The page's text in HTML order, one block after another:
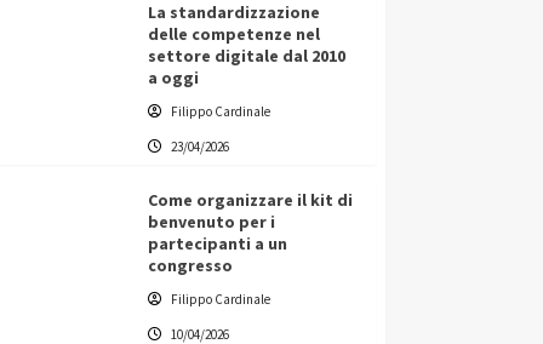
La standardizzazione
delle competenze nel
settore digitale dal 2010
a oggi
Filippo Cardinale
23/04/2026
Come organizzare il kit di
benvenuto per i
partecipanti a un
congresso
Filippo Cardinale
10/04/2026